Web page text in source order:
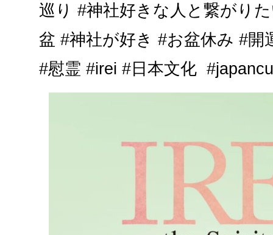
巡り #神社好きな人と繋がり
盆 #神社が好き #お盆休み #
#慰霊 #irei #日本文化